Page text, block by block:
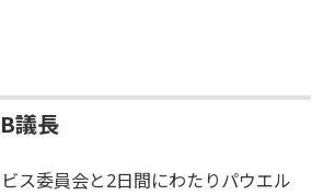
議長
ス委員会と2日間にわたりパウエル